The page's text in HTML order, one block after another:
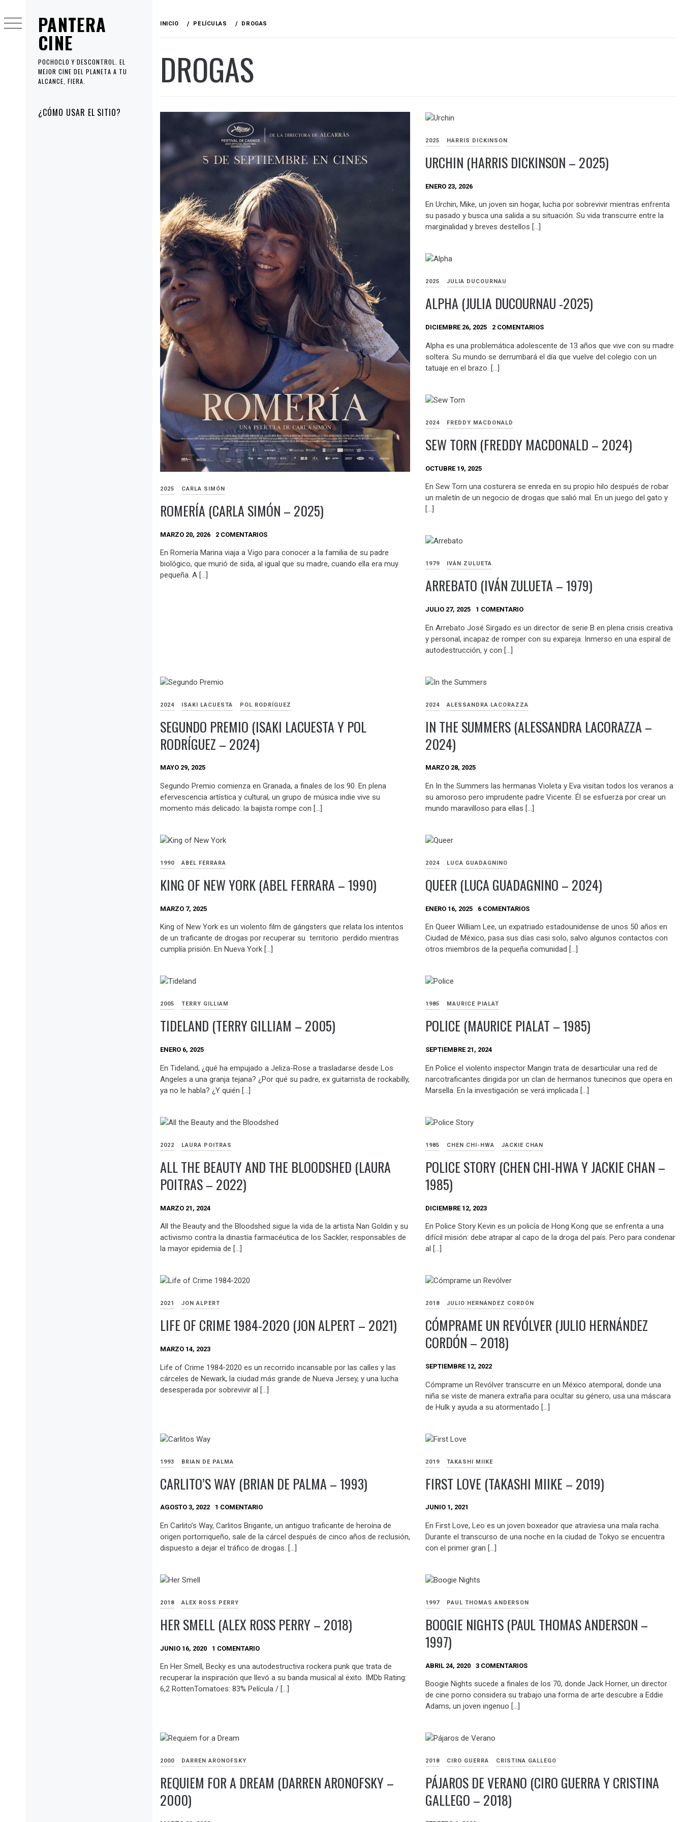
PANTERA
CINE
POCHOCLO Y DESCONTROL. EL
MEJOR CINE DEL PLANETA A TU
ALCANCE, FIERA.
principal
¿CÓMO USAR EL SITIO?
al
contenido
INICIO PELÍCULAS DROGAS
DROGAS
2025 CARLA SIMÓN
ROMERÍA (CARLA SIMÓN – 2025)
MARZO 20, 2026 2 COMENTARIOS
En Romería Marina viaja a Vigo para conocer a la familia de su padre
biológico, que murió de sida, al igual que su madre, cuando ella era muy
pequeña. A […]
2025 HARRIS DICKINSON
URCHIN (HARRIS DICKINSON – 2025)
ENERO 23, 2026
En Urchin, Mike, un joven sin hogar, lucha por sobrevivir mientras enfrenta
su pasado y busca una salida a su situación. Su vida transcurre entre la
marginalidad y breves destellos […]
2025 JULIA DUCOURNAU
ALPHA (JULIA DUCOURNAU -2025)
DICIEMBRE 26, 2025 2 COMENTARIOS
Alpha es una problemática adolescente de 13 años que vive con su madre
soltera. Su mundo se derrumbará el día que vuelve del colegio con un
tatuaje en el brazo. […]
2024 FREDDY MACDONALD
SEW TORN (FREDDY MACDONALD – 2024)
OCTUBRE 19, 2025
En Sew Torn una costurera se enreda en su propio hilo después de robar
un maletín de un negocio de drogas que salió mal. En un juego del gato y
[…]
1979 IVÁN ZULUETA
ARREBATO (IVÁN ZULUETA – 1979)
JULIO 27, 2025 1 COMENTARIO
En Arrebato José Sirgado es un director de serie B en plena crisis creativa
y personal, incapaz de romper con su expareja. Inmerso en una espiral de
autodestrucción, y con […]
2024 ISAKI LACUESTA POL RODRÍGUEZ
SEGUNDO PREMIO (ISAKI LACUESTA Y POL
RODRÍGUEZ – 2024)
MAYO 29, 2025
Segundo Premio comienza en Granada, a finales de los 90. En plena
efervescencia artística y cultural, un grupo de música indie vive su
momento más delicado: la bajista rompe con […]
2024 ALESSANDRA LACORAZZA
IN THE SUMMERS (ALESSANDRA LACORAZZA –
2024)
MARZO 28, 2025
En In the Summers las hermanas Violeta y Eva visitan todos los veranos a
su amoroso pero imprudente padre Vicente. Él se esfuerza por crear un
mundo maravilloso para ellas […]
1990 ABEL FERRARA
KING OF NEW YORK (ABEL FERRARA – 1990)
MARZO 7, 2025
King of New York es un violento film de gángsters que relata los intentos
de un traficante de drogas por recuperar su territorio perdido mientras
cumplía prisión. En Nueva York […]
2024 LUCA GUADAGNINO
QUEER (LUCA GUADAGNINO – 2024)
ENERO 16, 2025 6 COMENTARIOS
En Queer William Lee, un expatriado estadounidense de unos 50 años en
Ciudad de México, pasa sus días casi solo, salvo algunos contactos con
otros miembros de la pequeña comunidad […]
2005 TERRY GILLIAM
TIDELAND (TERRY GILLIAM – 2005)
ENERO 6, 2025
En Tideland, ¿qué ha empujado a Jeliza-Rose a trasladarse desde Los
Angeles a una granja tejana? ¿Por qué su padre, ex guitarrista de rockabilly,
ya no le habla? ¿Y quién […]
1985 MAURICE PIALAT
POLICE (MAURICE PIALAT – 1985)
SEPTIEMBRE 21, 2024
En Police el violento inspector Mangin trata de desarticular una red de
narcotraficantes dirigida por un clan de hermanos tunecinos que opera en
Marsella. En la investigación se verá implicada […]
2022 LAURA POITRAS
ALL THE BEAUTY AND THE BLOODSHED (LAURA
POITRAS – 2022)
MARZO 21, 2024
All the Beauty and the Bloodshed sigue la vida de la artista Nan Goldin y su
activismo contra la dinastía farmacéutica de los Sackler, responsables de
la mayor epidemia de […]
1985 CHEN CHI-HWA JACKIE CHAN
POLICE STORY (CHEN CHI-HWA Y JACKIE CHAN –
1985)
DICIEMBRE 12, 2023
En Police Story Kevin es un policía de Hong Kong que se enfrenta a una
difícil misión: debe atrapar al capo de la droga del país. Pero para condenar
al […]
2021 JON ALPERT
LIFE OF CRIME 1984-2020 (JON ALPERT – 2021)
MARZO 14, 2023
Life of Crime 1984-2020 es un recorrido incansable por las calles y las
cárceles de Newark, la ciudad más grande de Nueva Jersey, y una lucha
desesperada por sobrevivir al […]
2018 JULIO HERNÁNDEZ CORDÓN
CÓMPRAME UN REVÓLVER (JULIO HERNÁNDEZ
CORDÓN – 2018)
SEPTIEMBRE 12, 2022
Cómprame un Revólver transcurre en un México atemporal, donde una
niña se viste de manera extraña para ocultar su género, usa una máscara
de Hulk y ayuda a su atormentado […]
1993 BRIAN DE PALMA
CARLITO’S WAY (BRIAN DE PALMA – 1993)
AGOSTO 3, 2022 1 COMENTARIO
En Carlito’s Way, Carlitos Brigante, un antiguo traficante de heroína de
origen portorriqueño, sale de la cárcel después de cinco años de reclusión,
dispuesto a dejar el tráfico de drogas. […]
2019 TAKASHI MIIKE
FIRST LOVE (TAKASHI MIIKE – 2019)
JUNIO 1, 2021
En First Love, Leo es un joven boxeador que atraviesa una mala racha.
Durante el transcurso de una noche en la ciudad de Tokyo se encuentra
con el primer gran […]
2018 ALEX ROSS PERRY
HER SMELL (ALEX ROSS PERRY – 2018)
JUNIO 16, 2020 1 COMENTARIO
En Her Smell, Becky es una autodestructiva rockera punk que trata de
recuperar la inspiración que llevó a su banda musical al éxito. IMDb Rating:
6,2 RottenTomatoes: 83% Película / […]
1997 PAUL THOMAS ANDERSON
BOOGIE NIGHTS (PAUL THOMAS ANDERSON –
1997)
ABRIL 24, 2020 3 COMENTARIOS
Boogie Nights sucede a finales de los 70, donde Jack Horner, un director
de cine porno considera su trabajo una forma de arte descubre a Eddie
Adams, un joven ingenuo […]
2000 DARREN ARONOFSKY
REQUIEM FOR A DREAM (DARREN ARONOFSKY –
2000)
2018 CIRO GUERRA CRISTINA GALLEGO
PÁJAROS DE VERANO (CIRO GUERRA Y CRISTINA
GALLEGO – 2018)